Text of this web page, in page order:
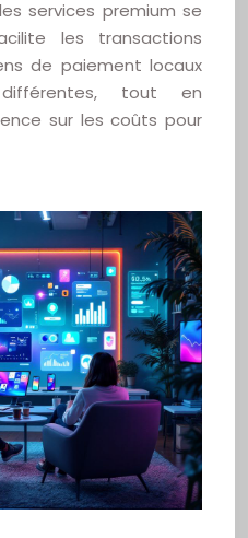
services premium se
les transactions
de paiement locaux
tout en
sur les coûts pour